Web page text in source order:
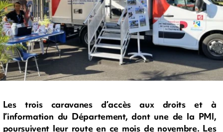
Les trois caravanes d’accès aux droits et à
l’information du Département, dont une de la PMI,
poursuivent leur route en ce mois de novembre. Les